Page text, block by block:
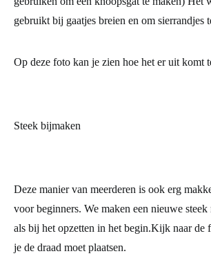
gebruikt bij gaatjes breien en om sierrandjes
Op deze foto kan je zien hoe het er uit komt
Steek bijmaken
Deze manier van meerderen is ook erg
voor beginners. We maken een nieuwe steek
als bij het opzetten in het begin.Kijk naar de
je de draad moet plaatsen.